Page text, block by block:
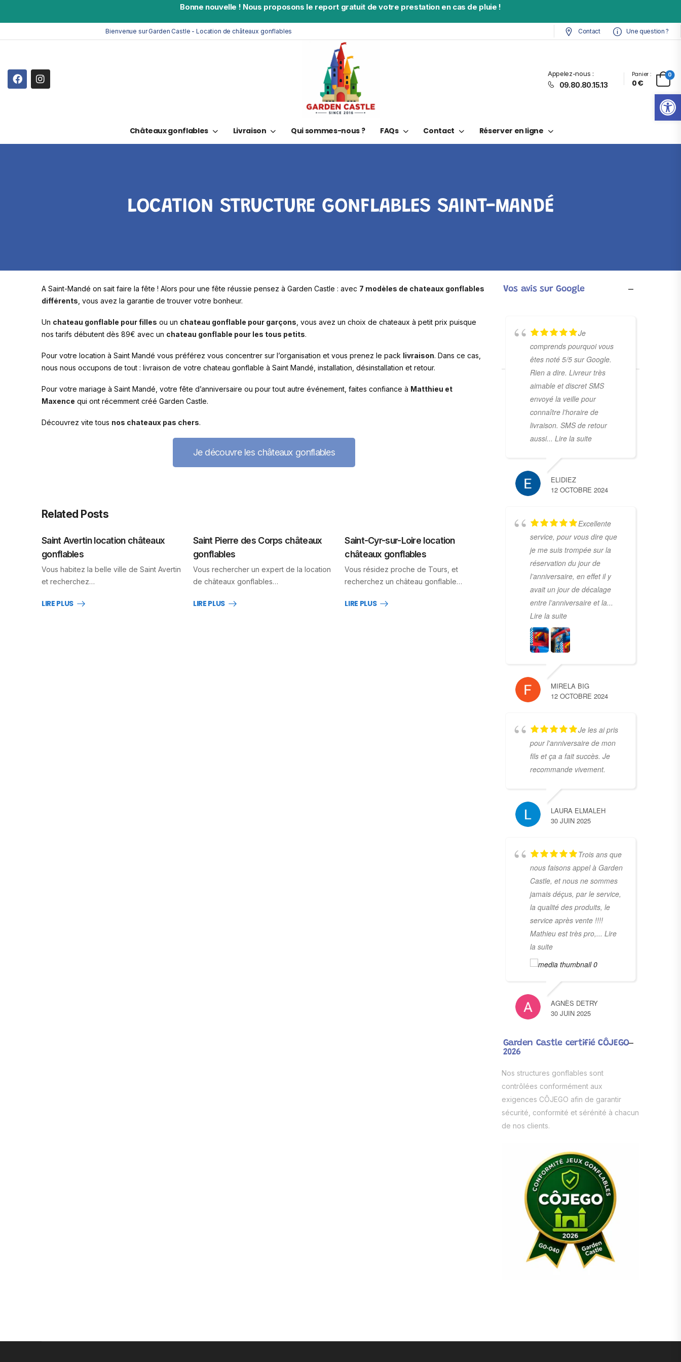
Bonne nouvelle ! Nous proposons le report gratuit de votre prestation en cas de pluie !
Bienvenue sur Garden Castle - Location de châteaux gonflables Contact Une question ?
Appelez-nous :
09.80.80.15.13
Panier :
0€
0
Châteaux gonflables Livraison Qui sommes-nous ? FAQs Contact Réserver en ligne
LOCATION STRUCTURE GONFLABLES SAINT-MANDÉ
A Saint-Mandé on sait faire la fête ! Alors pour une fête réussie pensez à Garden Castle : avec 7 modèles de chateaux gonflables
différents , vous avez la garantie de trouver votre bonheur.
Un chateau gonflable pour filles ou un chateau gonflable pour garçons , vous avez un choix de chateaux à petit prix puisque
nos tarifs débutent dès 89€ avec un chateau gonflable pour les tous petits.
Pour votre location à Saint Mandé vous préférez vous concentrer sur l’organisation et vous prenez le pack livraison. Dans ce cas,
nous nous occupons de tout : livraison de votre chateau gonflable à Saint Mandé, installation, désinstallation et retour.
Pour votre mariage à Saint Mandé, votre fête d’anniversaire ou pour tout autre événement, faites confiance à Matthieu et
Maxence qui ont récemment créé Garden Castle.
Découvrez vite tous nos chateaux pas chers.
Je découvre les châteaux gonflables
Related Posts
Saint Avertin location châteaux
gonflables
Vous habitez la belle ville de Saint Avertin
et recherchez…
LIRE PLUS
Saint Pierre des Corps châteaux
gonflables
Vous rechercher un expert de la location
de châteaux gonflables…
LIRE PLUS
Saint-Cyr-sur-Loire location
châteaux gonflables
Vous résidez proche de Tours, et
recherchez un château gonflable…
LIRE PLUS
Vos avis sur Google
Je
comprends pourquoi vous
êtes noté 5/5 sur Google.
Rien a dire. Livreur très
aimable et discret SMS
envoyé la veille pour
connaître l'horaire de
livraison. SMS de retour
aussi... Lire la suite
ELIDIEZ
12 OCTOBRE 2024
Excellente
service, pour vous dire que
je me suis trompée sur la
réservation du jour de
l’anniversaire, en effet il y
avait un jour de décalage
entre l’anniversaire et la...
Lire la suite
MIRELA BIG
12 OCTOBRE 2024
Je les ai pris
pour l'anniversaire de mon
fils et ça a fait succès. Je
recommande vivement.
LAURA ELMALEH
30 JUIN 2025
Trois ans que
nous faisons appel à Garden
Castle, et nous ne sommes
jamais déçus, par le service,
la qualité des produits, le
service après vente !!!!
Mathieu est très pro,... Lire
la suite
AGNÈS DETRY
30 JUIN 2025
Garden Castle certifié CÔJEGO
2026
Nos structures gonflables sont
contrôlées conformément aux
exigences CÔJEGO afin de garantir
sécurité, conformité et sérénité à chacun
de nos clients.